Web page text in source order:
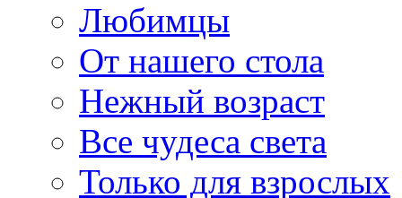
Любимцы
От нашего стола
Нежный возраст
Все чудеса света
Только для взрослых